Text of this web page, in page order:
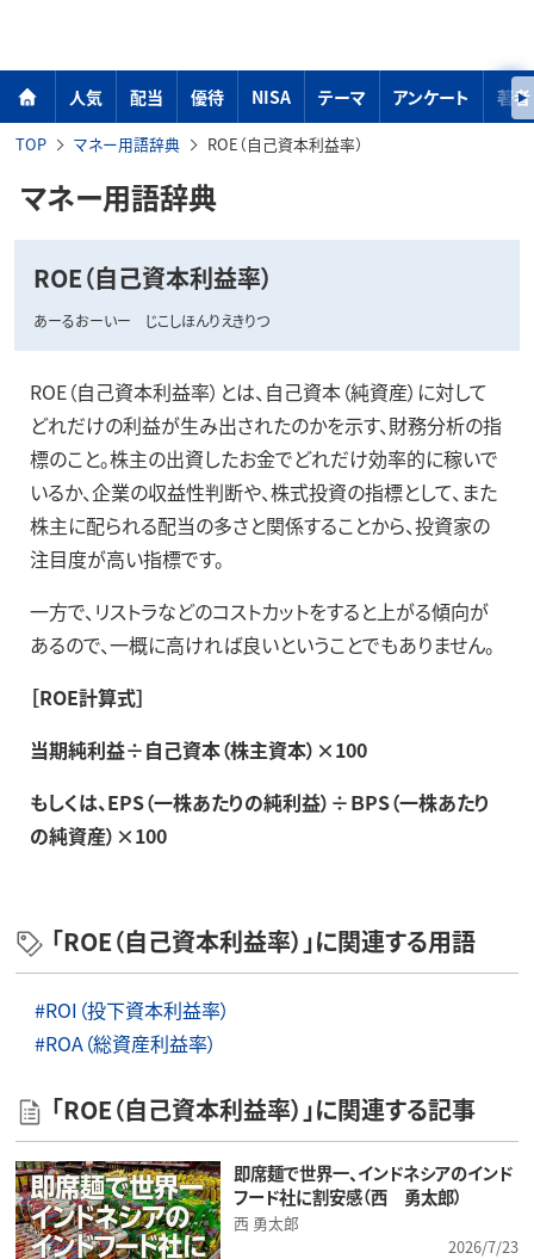
人気 配当 優待 NISA テーマ アンケート 著者
TOP マネー用語辞典 ROE（自己資本利益率）
マネー用語辞典
ROE（自己資本利益率）
あーるおーいー じこしほんりえきりつ
ROE（自己資本利益率）とは、自己資本（純資産）に対して
どれだけの利益が生み出されたのかを示す、財務分析の指
標のこと。株主の出資したお金でどれだけ効率的に稼いで
いるか、企業の収益性判断や、株式投資の指標として、また
株主に配られる配当の多さと関係することから、投資家の
注目度が高い指標です。
一方で、リストラなどのコストカットをすると上がる傾向が
あるので、一概に高ければ良いということでもありません。
［ROE計算式］
当期純利益÷自己資本（株主資本）×100
もしくは、EPS（一株あたりの純利益）÷ＢPS（一株あたり
の純資産）×100
「ROE（自己資本利益率）」に関連する用語
#ROI（投下資本利益率）
#ROA（総資産利益率）
「ROE（自己資本利益率）」に関連する記事
即席麺で世界一、インドネシアのインド
フード社に割安感（西 勇太郎）
西 勇太郎
2026/7/23